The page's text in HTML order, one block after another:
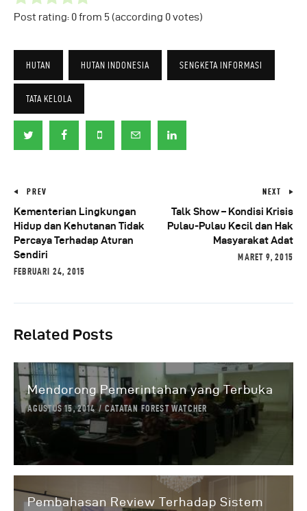
Post rating: 0from 5(according 0votes)
HUTAN HUTAN INDONESIA SENGKETA INFORMASI
TATA KELOLA
PREV
Kementerian Lingkungan
Hidup dan Kehutanan Tidak
Percaya Terhadap Aturan
Sendiri
FEBRUARI 24, 2015
NEXT
Talk Show – Kondisi Krisis
Pulau-Pulau Kecil dan Hak
Masyarakat Adat
MARET 9, 2015
Related Posts
Mendorong Pemerintahan yang Terbuka
AGUSTUS 15, 2014 CATATAN FOREST WATCHER
Pembahasan Review Terhadap Sistem